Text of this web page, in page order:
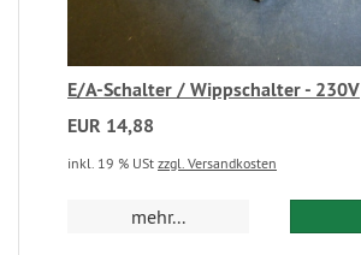
E/A-Schalter / Wippschalter - 230V
EUR 14,88
inkl. 19 % USt zzgl. Versandkosten
mehr...